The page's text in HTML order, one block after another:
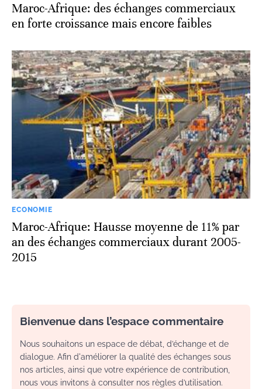
Maroc-Afrique: des échanges commerciaux
en forte croissance mais encore faibles
ECONOMIE
Maroc-Afrique: Hausse moyenne de 11% par
an des échanges commerciaux durant 2005-
2015
Bienvenue dans l’espace commentaire
Nous souhaitons un espace de débat, d’échange et de
dialogue. Afin d'améliorer la qualité des échanges sous
nos articles, ainsi que votre expérience de contribution,
nous vous invitons à consulter nos règles d’utilisation.